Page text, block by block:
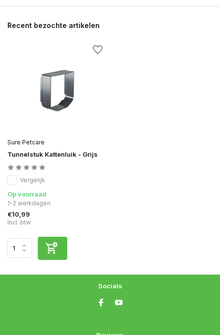
Recent bezochte artikelen
Sure Petcare
Tunnelstuk Kattenluik - Grijs
Vergelijk
Op voorraad
1-2 werkdagen
€10,99
Incl. btw
Socials